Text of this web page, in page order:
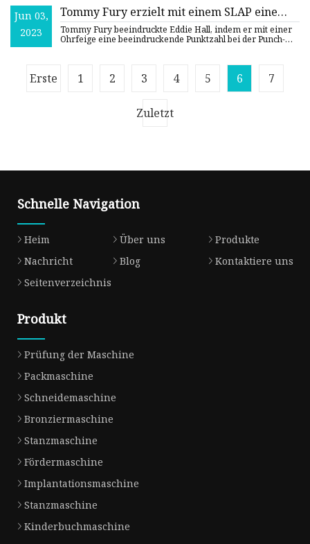
werben
Jun 03,
2023
Tommy Fury erzielt mit einem SLAP eine
atemberaubende Punktzahl bei der Punch-
Machine-Challenge und beeindruckt Eddie
Tommy Fury beeindruckte Eddie Hall, indem er mit einer
Ohrfeige eine beeindruckende Punktzahl bei der Punch-
Erste 1 2 3 4 5 6 7
Zuletzt
Schnelle Navigation
Heim Über uns
Produkte
Nachricht
Blog
Kontaktiere uns
Seitenverzeichnis
Produkt
Prüfung der Maschine
Packmaschine
Schneidemaschine
Bronziermaschine
Stanzmaschine
Fördermaschine
Implantationsmaschine
Stanzmaschine
Kinderbuchmaschine